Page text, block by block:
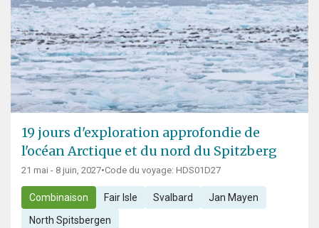
19 jours d'exploration approfondie de
l'océan Arctique et du nord du Spitzberg
21 mai - 8 juin, 2027•Code du voyage: HDS01D27
Combinaison Fair Isle Svalbard Jan Mayen
North Spitsbergen